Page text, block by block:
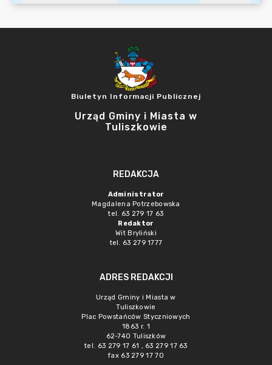
Biuletyn Informacji Publicznej
Urząd Gminy i Miasta w
Tuliszkowie
REDAKCJA
Administrator
Magdalena Potrzebowska
tel. 63 279 17 63
Redaktor
Wit Bryliński
tel. 63 279 1777
ADRES REDAKCJI
Urząd Gminy i Miasta w
Tuliszkowie
Plac Powstańców Styczniowych
1863 r. 1
62-740 Tuliszków
tel. 63 279 17 61 , 63 279 17 63
fax 63 279 17 70